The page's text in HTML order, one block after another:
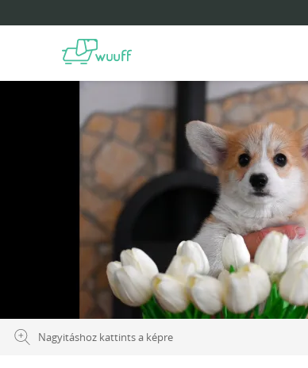
Nagyitáshoz kattints a képre